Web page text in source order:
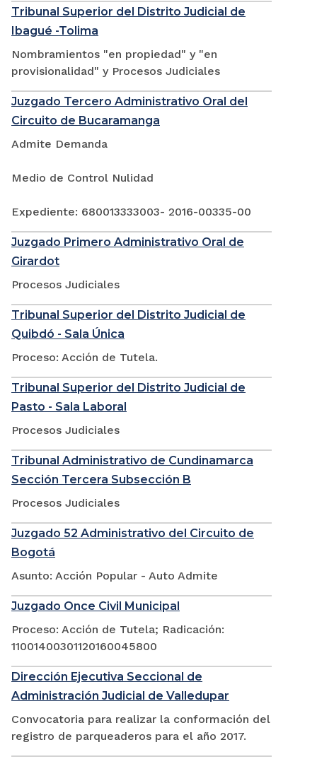
Tribunal Superior del Distrito Judicial de
Ibagué -Tolima
Nombramientos "en propiedad" y "en
provisionalidad" y Procesos Judiciales
Juzgado Tercero Administrativo Oral del
Circuito de Bucaramanga
Admite Demanda
Medio de Control Nulidad
Expediente: 680013333003- 2016-00335-00
Juzgado Primero Administrativo Oral de
Girardot
Procesos Judiciales
Tribunal Superior del Distrito Judicial de
Quibdó - Sala Única
Proceso: Acción de Tutela.
Tribunal Superior del Distrito Judicial de
Pasto - Sala Laboral
Procesos Judiciales
Tribunal Administrativo de Cundinamarca
Sección Tercera Subsección B
Procesos Judiciales
Juzgado 52 Administrativo del Circuito de
Bogotá
Asunto: Acción Popular - Auto Admite
Juzgado Once Civil Municipal
Proceso: Acción de Tutela; Radicación:
11001400301120160045800
Dirección Ejecutiva Seccional de
Administración Judicial de Valledupar
Convocatoria para realizar la conformación del
registro de parqueaderos para el año 2017.